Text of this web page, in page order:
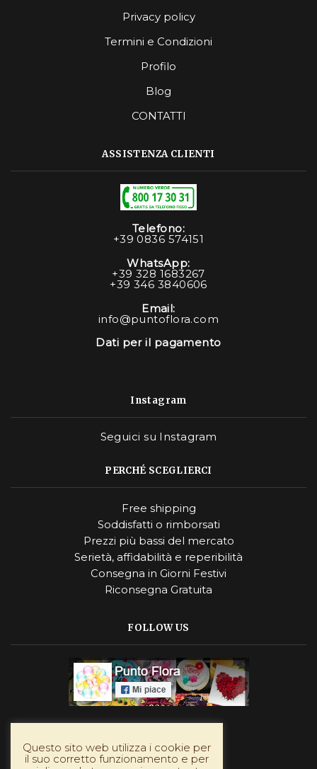
Privacy policy
Termini e Condizioni
Profilo
Blog
CONTATTI
ASSISTENZA CLIENTI
Telefono:
+39 0836 574151
WhatsApp:
+39 328 1683267
+39 346 3840606
Email:
info@puntoflora.com
Dati per il pagamento
Instagram
Seguici su Instagram
PERCHÉ SCEGLIERCI
Free shipping
Soddisfatti o rimborsati
Prezzi più bassi del mercato
Serietà, affidabilità e reperibilità
Consegna in Giorni Festivi
Riconsegna Gratuita
FOLLOW US
Instagram
Questo sito web utilizza i cookie per
il suo corretto funzionamento e per